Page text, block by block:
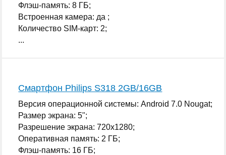
Флэш-память: 8 ГБ;
Встроенная камера: да ;
Количество SIM-карт: 2;
...
Смартфон Philips S318 2GB/16GB
Версия операционной системы: Android 7.0 Nougat;
Размер экрана: 5";
Разрешение экрана: 720x1280;
Оперативная память: 2 ГБ;
Флэш-память: 16 ГБ;